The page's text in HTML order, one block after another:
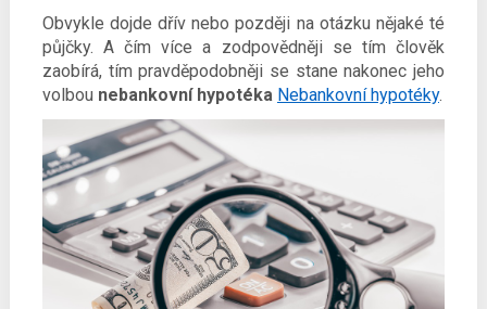
Obvykle dojde dřív nebo později na otázku nějaké té
půjčky. A čím více a zodpovědněji se tím člověk
zaobírá, tím pravděpodobněji se stane nakonec jeho
volbou nebankovní hypotéka Nebankovní hypotéky.